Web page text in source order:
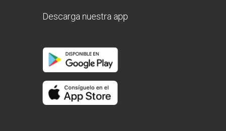
Descarga nuestra app